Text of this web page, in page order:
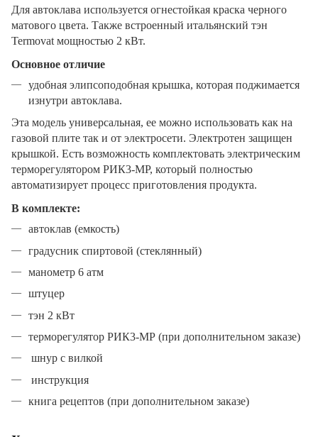
Для автоклава используется огнестойкая краска черного
матового цвета. Также встроенный итальянский тэн
Termovat мощностью 2 кВт.
Основное отличие
удобная элипсоподобная крышка, которая поджимается
изнутри автоклава.
Эта модель универсальная, ее можно использовать как на
газовой плите так и от электросети. Электротен защищен
крышкой. Есть возможность комплектовать электрическим
терморегулятором РИК3-МР, который полностью
автоматизирует процесс приготовления продукта.
В комплекте:
автоклав (емкость)
градусник спиртовой (стеклянный)
манометр 6 атм
штуцер
тэн 2 кВт
терморегулятор РИК3-МР (при дополнительном заказе)
шнур с вилкой
инструкция
книга рецептов (при дополнительном заказе)